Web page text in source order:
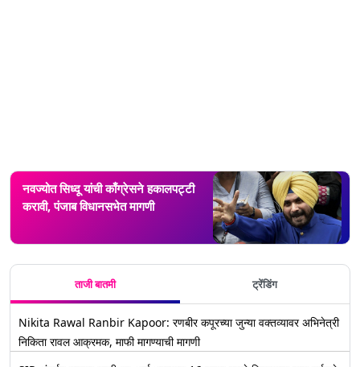
नवज्योत सिध्दू यांची काँग्रेसने हकालपट्टी
करावी, पंजाब विधानसभेत मागणी
ताजी बातमी ट्रेंडिंग
Nikita Rawal Ranbir Kapoor: रणबीर कपूरच्या जुन्या वक्तव्यावर अभिनेत्री
निकिता रावल आक्रमक, माफी मागण्याची मागणी